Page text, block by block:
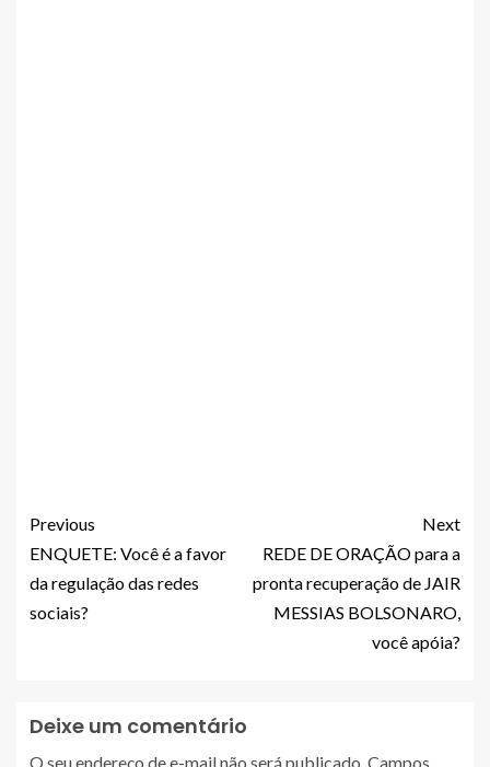
Previous
ENQUETE: Você é a favor
da regulação das redes
sociais?
Next
REDE DE ORAÇÃO para a
pronta recuperação de JAIR
MESSIAS BOLSONARO,
você apóia?
Deixe um comentário
O seu endereço de e-mail não será publicado. Campos